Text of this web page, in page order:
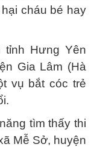
cháu bé hay
tỉnh Hưng Yên
Gia Lâm (Hà
vụ bắt cóc trẻ
tìm thấy thi
Mễ Sở, huyện